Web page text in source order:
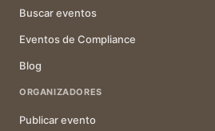
Buscar eventos
Eventos de Compliance
Blog
ORGANIZADORES
Publicar evento